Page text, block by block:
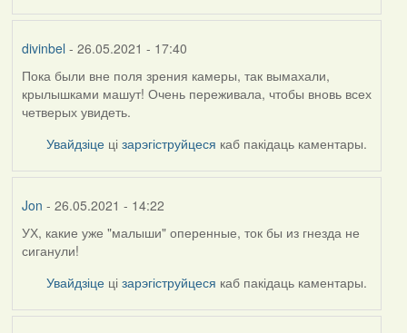
divinbel - 26.05.2021 - 17:40
Пока были вне поля зрения камеры, так вымахали,
крылышками машут! Очень переживала, чтобы вновь всех
четверых увидеть.
Увайдзіце цізарэгіструйцеся каб пакідаць каментары.
Jon - 26.05.2021 - 14:22
УХ, какие уже "малыши" оперенные, ток бы из гнезда не
сиганули!
Увайдзіце цізарэгіструйцеся каб пакідаць каментары.